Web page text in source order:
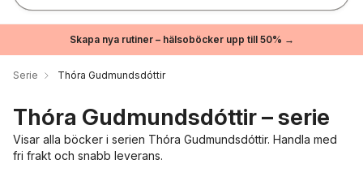
Skapa nya rutiner – hälsoböcker upp till 50% →
Serie Thóra Gudmundsdóttir
Thóra Gudmundsdóttir – serie
Visar alla böcker i serien Thóra Gudmundsdóttir. Handla med
fri frakt och snabb leverans.